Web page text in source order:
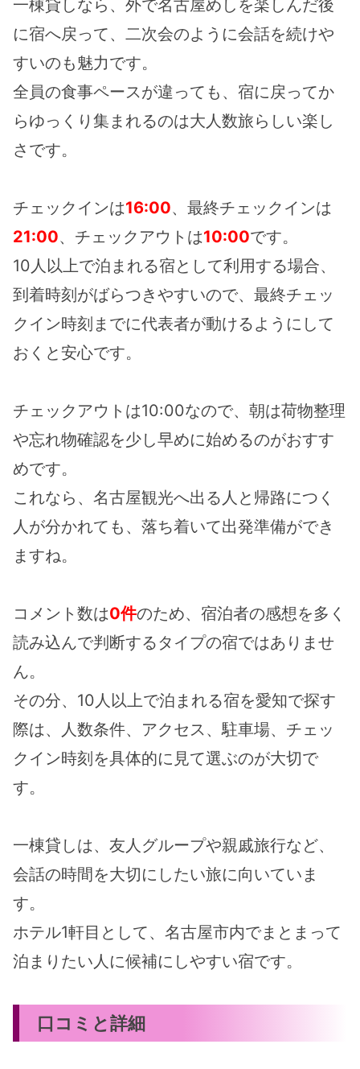
一棟貸しなら、外で名古屋めしを楽しんだ後
に宿へ戻って、二次会のように会話を続けや
すいのも魅力です。
全員の食事ペースが違っても、宿に戻ってか
らゆっくり集まれるのは大人数旅らしい楽し
さです。
チェックインは16:00、最終チェックインは
21:00、チェックアウトは10:00です。
10人以上で泊まれる宿として利用する場合、
到着時刻がばらつきやすいので、最終チェッ
クイン時刻までに代表者が動けるようにして
おくと安心です。
チェックアウトは10:00なので、朝は荷物整理
や忘れ物確認を少し早めに始めるのがおすす
めです。
これなら、名古屋観光へ出る人と帰路につく
人が分かれても、落ち着いて出発準備ができ
ますね。
コメント数は0件のため、宿泊者の感想を多く
読み込んで判断するタイプの宿ではありませ
ん。
その分、10人以上で泊まれる宿を愛知で探す
際は、人数条件、アクセス、駐車場、チェッ
クイン時刻を具体的に見て選ぶのが大切で
す。
一棟貸しは、友人グループや親戚旅行など、
会話の時間を大切にしたい旅に向いていま
す。
ホテル1軒目として、名古屋市内でまとまって
泊まりたい人に候補にしやすい宿です。
口コミと詳細